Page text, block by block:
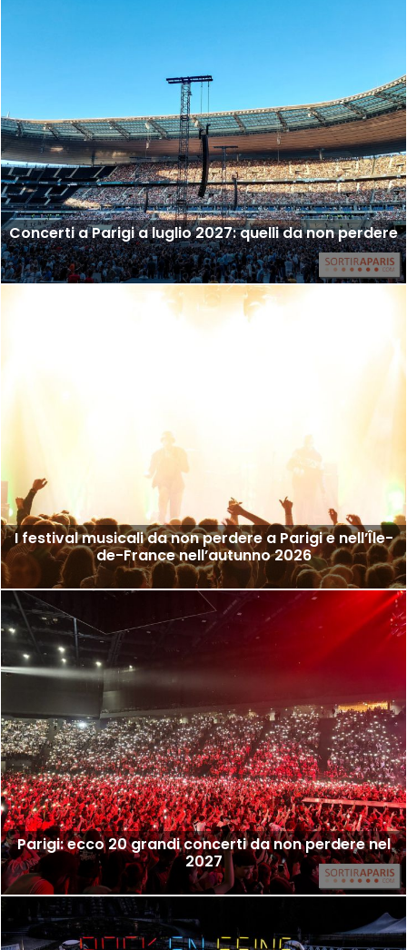
Concerti a Parigi a luglio 2027: quelli da non perdere
I festival musicali da non perdere a Parigi e nell’Île-
de-France nell’autunno 2026
Parigi: ecco 20 grandi concerti da non perdere nel
2027